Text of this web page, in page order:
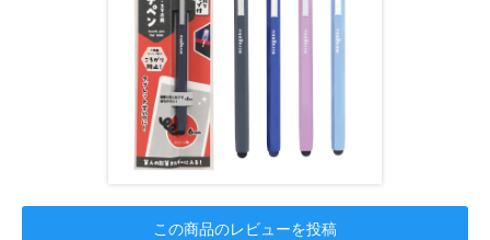
この商品のレビューを投稿